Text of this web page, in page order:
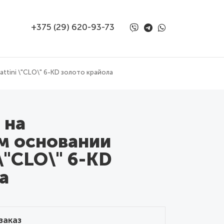
+375 (29) 620-93-73
\"CLO\" 6-KD золото крайола
основании
6-KD